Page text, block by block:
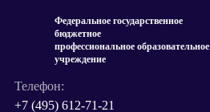
Федеральное государственное
бюджетное
профессиональное образовательное
учреждение
Телефон:
+7 (495) 612-71-21